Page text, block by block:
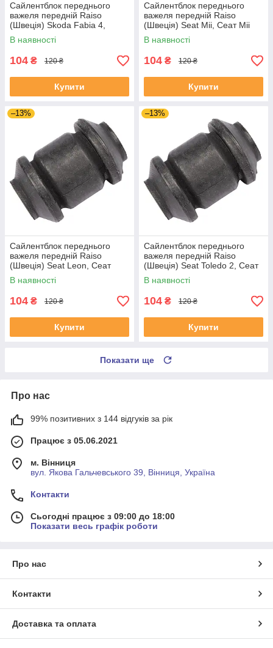
Сайлентблок переднього
важеля передній Raiso
(Швеція) Skoda Fabia 4,
Шкода Фабія 4 21- #RL-
1J0182V UAJJVOC4
В наявності
104 ₴ 120 ₴
Купити
Сайлентблок переднього
важеля передній Raiso
(Швеція) Seat Mii, Сеат Міі
11-19 #RL-1J0182V
UAAVQUI4
В наявності
104 ₴ 120 ₴
Купити
–13%
Сайлентблок переднього
важеля передній Raiso
(Швеція) Seat Leon, Сеат
Леон 99-06 #RL-1J0182V
UAYSBXG4
В наявності
104 ₴ 120 ₴
Купити
–13%
Сайлентблок переднього
важеля передній Raiso
(Швеція) Seat Toledo 2, Сеат
Толедо 2 99-06 #RL-1J0182V
UATOJRK4
В наявності
104 ₴ 120 ₴
Купити
Показати ще
Про нас
99% позитивних з 144 відгуків за рік
Працює з 05.06.2021
м. Вінниця
вул. Якова Гальчевського 39, Вінниця, Україна
Контакти
Сьогодні працює з 09:00 до 18:00
Показати весь графік роботи
Про нас
Контакти
Доставка та оплата